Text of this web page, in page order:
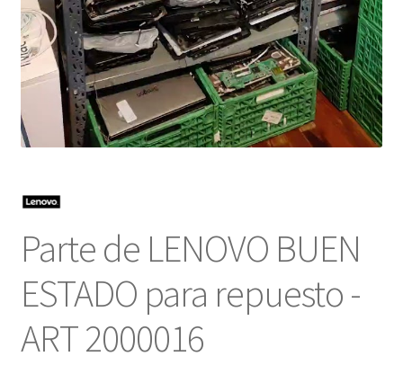
Parte de LENOVO BUEN
ESTADO para repuesto -
ART 2000016